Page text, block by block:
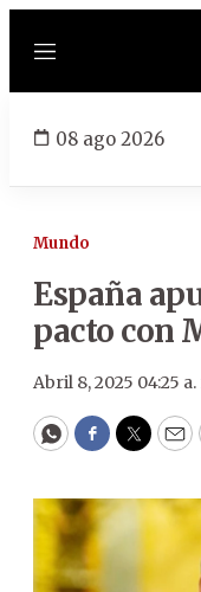
Menú
08 ago 2026
Mundo
España
pacto con
Abril 8, 2025 04:25 a.
WhatsApp
Facebook